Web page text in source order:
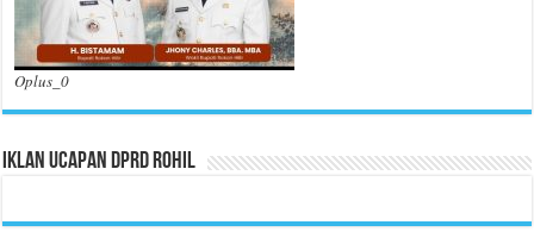
Oplus_0
Iklan Ucapan DPRD Rohil